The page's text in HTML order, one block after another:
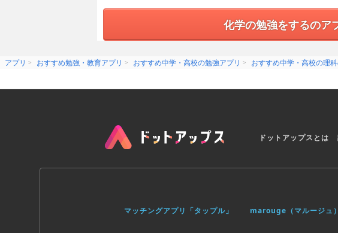
化学の勉強をするのア
アプリ おすすめ勉強・教育アプリ おすすめ中学・高校の勉強アプリ おすすめ中学・高校の理
ドットアップスとは
マッチングアプリ「タップル」
marouge（マルージュ